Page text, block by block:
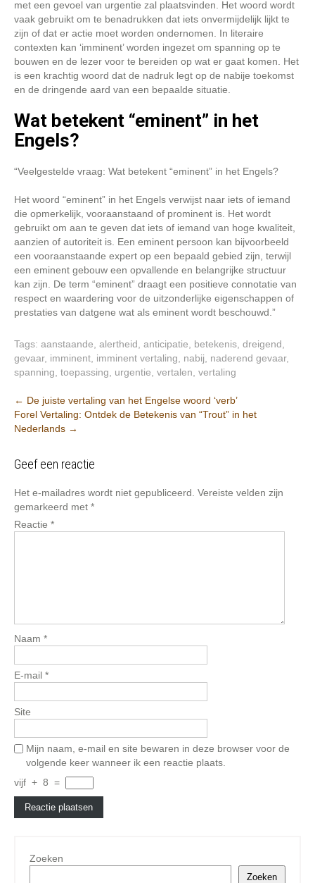
met een gevoel van urgentie zal plaatsvinden. Het woord wordt
vaak gebruikt om te benadrukken dat iets onvermijdelijk lijkt te
zijn of dat er actie moet worden ondernomen. In literaire
contexten kan ‘imminent’ worden ingezet om spanning op te
bouwen en de lezer voor te bereiden op wat er gaat komen. Het
is een krachtig woord dat de nadruk legt op de nabije toekomst
en de dringende aard van een bepaalde situatie.
Wat betekent “eminent” in het
Engels?
“Veelgestelde vraag: Wat betekent “eminent” in het Engels?
Het woord “eminent” in het Engels verwijst naar iets of iemand
die opmerkelijk, vooraanstaand of prominent is. Het wordt
gebruikt om aan te geven dat iets of iemand van hoge kwaliteit,
aanzien of autoriteit is. Een eminent persoon kan bijvoorbeeld
een vooraanstaande expert op een bepaald gebied zijn, terwijl
een eminent gebouw een opvallende en belangrijke structuur
kan zijn. De term “eminent” draagt ​​een positieve connotatie van
respect en waardering voor de uitzonderlijke eigenschappen of
prestaties van datgene wat als eminent wordt beschouwd.”
Tags: aanstaande alertheid anticipatie betekenis dreigend
gevaar, imminent imminent vertaling nabij naderend gevaar,
spanning toepassing urgentie vertalen vertaling
Berichtnavigatie
← De juiste vertaling van het Engelse woord ‘verb’
Forel Vertaling: Ontdek de Betekenis van “Trout” in het
Nederlands →
Geef een reactie
Het e-mailadres wordt niet gepubliceerd. Vereiste velden zijn
gemarkeerd met *
Reactie *
Naam *
E-mail *
Site
Mijn naam, e-mail en site bewaren in deze browser voor de
volgende keer wanneer ik een reactie plaats.
vijf + 8 =
Zoeken
Zoeken